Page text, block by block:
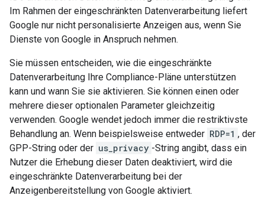
Im Rahmen der eingeschränkten Datenverarbeitung liefert
Google nur nicht personalisierte Anzeigen aus, wenn Sie
Dienste von Google in Anspruch nehmen.
Sie müssen entscheiden, wie die eingeschränkte
Datenverarbeitung Ihre Compliance-Pläne unterstützen
kann und wann Sie sie aktivieren. Sie können einen oder
mehrere dieser optionalen Parameter gleichzeitig
verwenden. Google wendet jedoch immer die restriktivste
Behandlung an. Wenn beispielsweise entweder RDP=1 , der
GPP-String oder der us_privacy -String angibt, dass ein
Nutzer die Erhebung dieser Daten deaktiviert, wird die
eingeschränkte Datenverarbeitung bei der
Anzeigenbereitstellung von Google aktiviert.